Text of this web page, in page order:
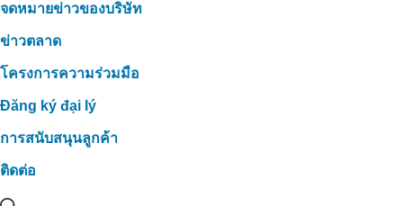
จดหมายข่าวของบริษัท
ข่าวตลาด
โครงการความร่วมมือ
Đăng ký đại lý
การสนับสนุนลูกค้า
ติดต่อ